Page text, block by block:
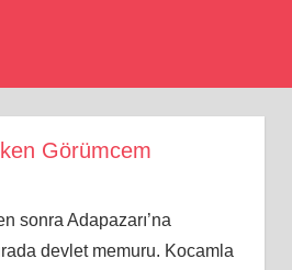
Görümcem
sonra Adapazarı’na
devlet memuru. Kocamla